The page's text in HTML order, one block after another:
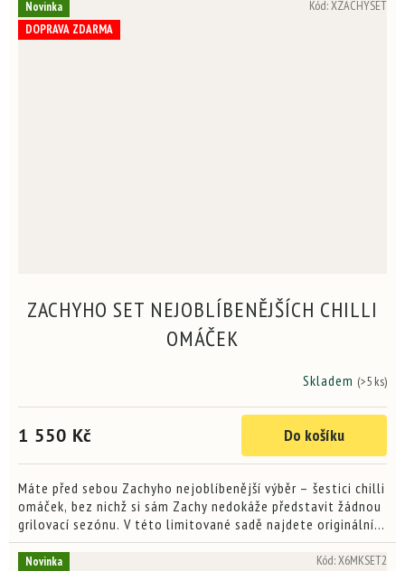
Novinka
DOPRAVA ZDARMA
ZACHYHO SET NEJOBLÍBENĚJŠÍCH CHILLI
OMÁČEK
je
z
5
hvězdiček.
Skladem (>5 ks)
1 550 Kč Do košíku
Máte před sebou Zachyho nejoblíbenější výběr – šestici chilli
omáček, bez nichž si sám Zachy nedokáže představit žádnou
grilovací sezónu. V této limitované sadě najdete originální
chuťové zážitky různých stupňů pálivosti,...
Kód:XZACHYSET
Novinka
Kód:X6MKSET2